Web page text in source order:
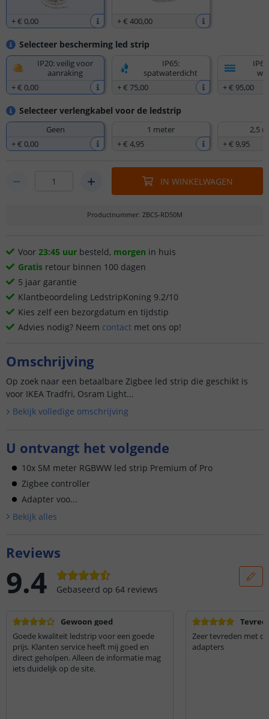
+€ 0,00 +€ 400,00
Selecteer bescherming led strip
IP20: veilig voor
aanraking
+€ 0,00
IP65:
spatwaterdicht
+€ 75,00
+€ 95,00
Selecteer verlengkabel voor de ledstrip
Geen
+€ 0,00
1 meter
+€ 4,95
2,5
+€ 9,95
IN WINKELWAGEN
Productnummer: ZBCS-RD50M
Voor 23:45 uur besteld, morgen in huis
Gratis retour binnen 100 dagen
5 jaar garantie
Klantbeoordeling LedstripKoning 9.2/10
Kies zelf een bezorgdatum en tijdstip
Advies nodig? Neem contact met ons op!
Omschrijving
Op zoek naar een betaalbare Zigbee led strip die geschikt is
voor IKEA Tradfri, Osram Light...
Bekijk volledige omschrijving
U ontvangt het volgende
10x 5M meter RGBWW led strip Premium of Pro
Zigbee controller
Adapter voo...
Bekijk alles
Reviews
9.4 Gebaseerd op 64 reviews
Gewoon goed
Goede kwaliteit ledstrip voor een goede
prijs. Klanten service heeft mij goed en
direct geholpen. Alleen de informatie mag
iets duidelijk op de site.
Zeer tevreden met
adapters